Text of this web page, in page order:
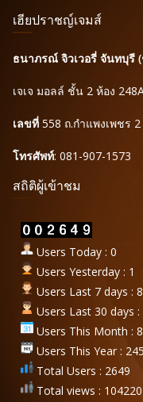
เฮียปราชญ์เจมส์
ธนาภรณ์ จิวเวอรี่ จันทบุรี
เจเจ มอลล์ ชั้น 2 ห้อง
เลขที่ 558 ถ.กำแพงเพชร
โทรศัพท์: 081-907-1573
สถิติผู้เข้าชม
Users Today : 0
Users Yesterday : 1
Users Last 7 days : 8
Users Last 30 days :
Users This Month : 8
Users This Year : 245
Total Users : 2649
Total views : 104220